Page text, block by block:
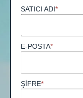
SATICI ADI*
E-POSTA*
ŞİFRE*